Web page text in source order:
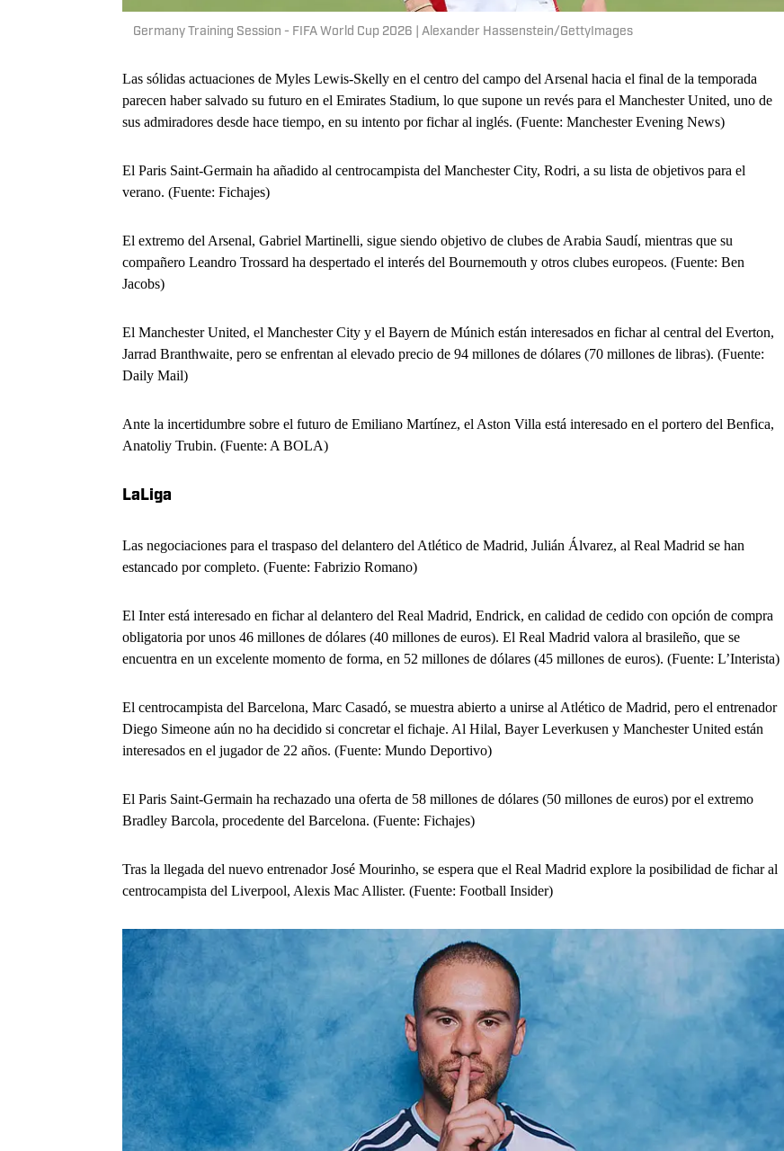
Germany Training Session - FIFA World Cup 2026 | Alexander Hassenstein/GettyImages
Las sólidas actuaciones de Myles Lewis-Skelly en el centro del campo del Arsenal hacia el final de la temporada
parecen haber salvado su futuro en el Emirates Stadium, lo que supone un revés para el Manchester United, uno de
sus admiradores desde hace tiempo, en su intento por fichar al inglés. (Fuente: Manchester Evening News)
El Paris Saint-Germain ha añadido al centrocampista del Manchester City, Rodri, a su lista de objetivos para el
verano. (Fuente: Fichajes)
El extremo del Arsenal, Gabriel Martinelli, sigue siendo objetivo de clubes de Arabia Saudí, mientras que su
compañero Leandro Trossard ha despertado el interés del Bournemouth y otros clubes europeos. (Fuente: Ben
Jacobs)
El Manchester United, el Manchester City y el Bayern de Múnich están interesados ​​en fichar al central del Everton,
Jarrad Branthwaite, pero se enfrentan al elevado precio de 94 millones de dólares (70 millones de libras). (Fuente:
Daily Mail)
Ante la incertidumbre sobre el futuro de Emiliano Martínez, el Aston Villa está interesado en el portero del Benfica,
Anatoliy Trubin. (Fuente: A BOLA)
LaLiga
Las negociaciones para el traspaso del delantero del Atlético de Madrid, Julián Álvarez, al Real Madrid se han
estancado por completo. (Fuente: Fabrizio Romano)
El Inter está interesado en fichar al delantero del Real Madrid, Endrick, en calidad de cedido con opción de compra
obligatoria por unos 46 millones de dólares (40 millones de euros). El Real Madrid valora al brasileño, que se
encuentra en un excelente momento de forma, en 52 millones de dólares (45 millones de euros). (Fuente: L’Interista)
El centrocampista del Barcelona, ​​Marc Casadó, se muestra abierto a unirse al Atlético de Madrid, pero el entrenador
Diego Simeone aún no ha decidido si concretar el fichaje. Al Hilal, Bayer Leverkusen y Manchester United están
interesados ​​en el jugador de 22 años. (Fuente: Mundo Deportivo)
El Paris Saint-Germain ha rechazado una oferta de 58 millones de dólares (50 millones de euros) por el extremo
Bradley Barcola, procedente del Barcelona. (Fuente: Fichajes)
Tras la llegada del nuevo entrenador José Mourinho, se espera que el Real Madrid explore la posibilidad de fichar al
centrocampista del Liverpool, Alexis Mac Allister. (Fuente: Football Insider)